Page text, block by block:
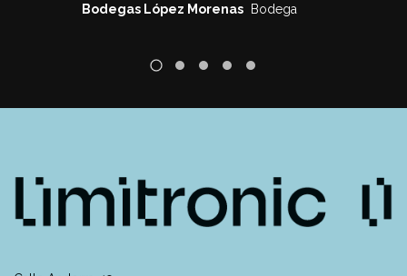
Bodegas López Morenas Bodega